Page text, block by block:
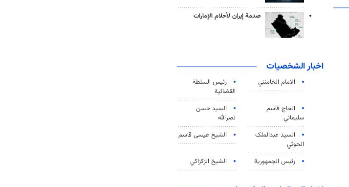
صدمة إيران لأحلام الإمارات
اخبار الشخصيات
الامام الخامنئي
رئیس السلطة
القضائیة
الحاج قاسم
سليماني
السيد حسن
نصرالله
السید عبدالملک
الحوثي
الشيخ عيسى قاسم
رئيس الجمهورية الشيخ الزكزاكي